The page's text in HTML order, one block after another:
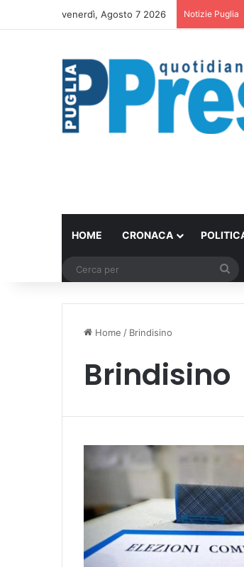
venerdì, Agosto 7 2026 Notizie Puglia
HOME CRONACA
Home / Brindisino
Brindisino